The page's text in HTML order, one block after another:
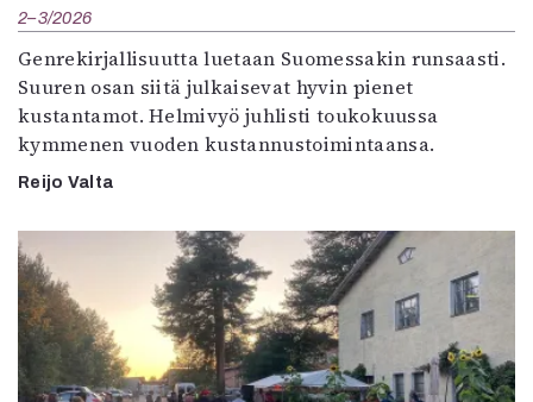
2–3/2026
Genrekirjallisuutta luetaan Suomessakin runsaasti.
Suuren osan siitä julkaisevat hyvin pienet
kustantamot. Helmivyö juhlisti toukokuussa
kymmenen vuoden kustannustoimintaansa.
Reijo Valta